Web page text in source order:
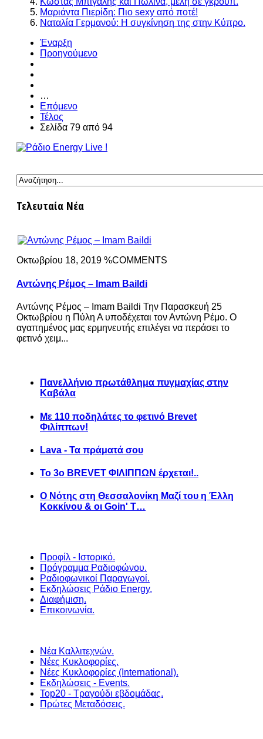
Μαριάντα Πιερίδη: Πιο sexy από ποτέ!
Ναταλία Γερμανού: Η συγκίνηση της στην Κύπρο.
Έναρξη
Προηγούμενο
…
Επόμενο
Τέλος
Σελίδα 79 από 94
Τελευταία Νέα
Οκτωβρίου 18, 2019 %COMMENTS
Αντώνης Ρέμος – Imam Baildi
Αντώνης Ρέμος – Imam Baildi Την Παρασκευή 25
Οκτωβρίου η Πύλη Α υποδέχεται τον Αντώνη Ρέμο. Ο
αγαπημένος μας ερμηνευτής επιλέγει να περάσει το
φετινό χειμ...
Πανελλήνιο πρωτάθλημα πυγμαχίας στην
Καβάλα
Με 110 ποδηλάτες το φετινό Brevet
Φιλίππων!
Lava - Τα πράματά σου
Το 3ο BREVET ΦΙΛΙΠΠΩΝ έρχεται!..
Ο Νότης στη Θεσσαλονίκη Μαζί του η Έλλη
Κοκκίνου & οι Goin' T…
Προφίλ - Ιστορικό.
Πρόγραμμα Ραδιοφώνου.
Ραδιοφωνικοί Παραγωγοί.
Εκδηλώσεις Ράδιο Energy.
Διαφήμιση.
Επικοινωνία.
Νέα Καλλιτεχνών.
Νέες Κυκλοφορίες.
Νέες Κυκλοφορίες (International).
Εκδηλώσεις - Events.
Top20 - Τραγούδι εβδομάδας.
Πρώτες Μεταδόσεις.